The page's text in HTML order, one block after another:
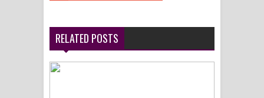
Polda Papua pada Peringatan Hari
RELATED POSTS